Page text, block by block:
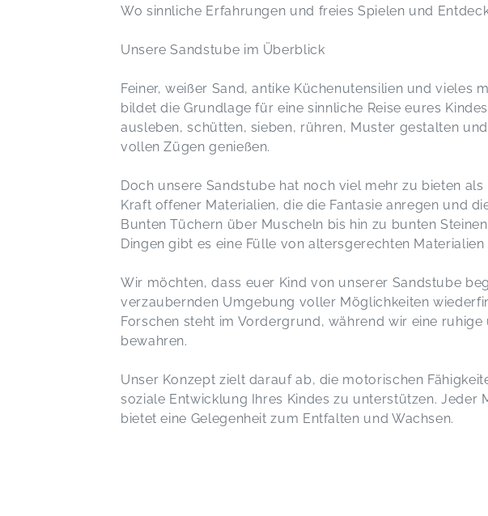
Wo sinnliche Erfahrungen und freies Spielen und
Unsere Sandstube im Überblick
Feiner, weißer Sand, antike Küchenutensilien und vieles
bildet die Grundlage für eine sinnliche Reise eures
ausleben, schütten, sieben, rühren, Muster gestalten
vollen Zügen genießen.
Doch unsere Sandstube hat noch viel mehr zu bieten
Kraft offener Materialien, die die Fantasie anregen und
Bunten Tüchern über Muscheln bis hin zu bunten
Dingen gibt es eine Fülle von altersgerechten Materialien
Wir möchten, dass euer Kind von unserer Sandstube
verzaubernden Umgebung voller Möglichkeiten
Forschen steht im Vordergrund, während wir eine
bewahren.
Unser Konzept zielt darauf ab, die motorischen
soziale Entwicklung Ihres Kindes zu unterstützen. Jeder
bietet eine Gelegenheit zum Entfalten und Wachsen.